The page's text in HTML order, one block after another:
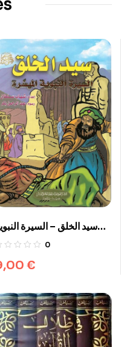
سيد الخلق – السيرة
0
€